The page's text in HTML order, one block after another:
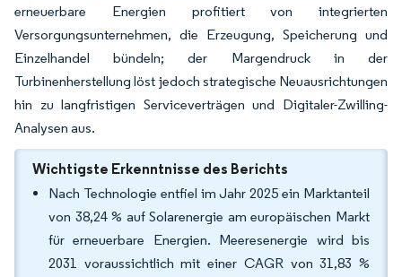
erneuerbare Energien profitiert von integrierten
Versorgungsunternehmen, die Erzeugung, Speicherung und
Einzelhandel bündeln; der Margendruck in der
Turbinenherstellung löst jedoch strategische Neuausrichtungen
hin zu langfristigen Serviceverträgen und Digitaler-Zwilling-
Analysen aus.
Wichtigste Erkenntnisse des Berichts
Nach Technologie entfiel im Jahr 2025 ein Marktanteil
von 38,24 % auf Solarenergie am europäischen Markt
für erneuerbare Energien. Meeresenergie wird bis
2031 voraussichtlich mit einer CAGR von 31,83 %